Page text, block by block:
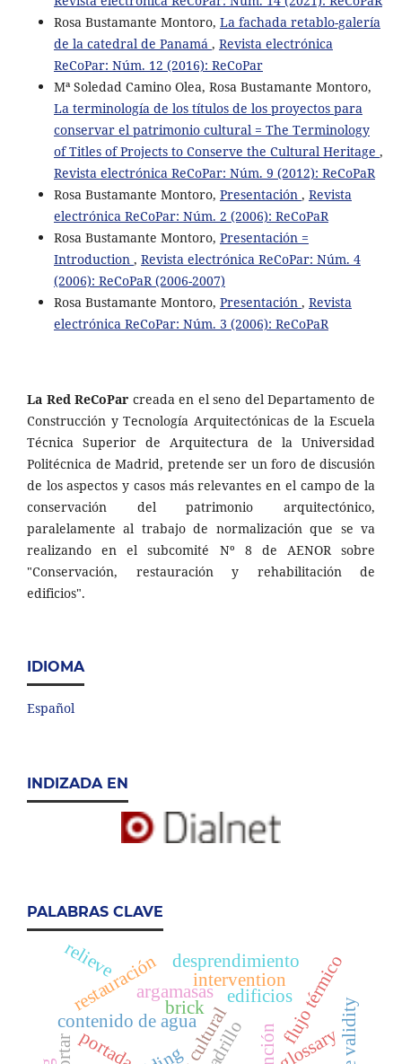
Rosa Bustamante Montoro, La fachada retablo-galería
de la catedral de Panamá , Revista electrónica
ReCoPar: Núm. 12 (2016): ReCoPar
Mª Soledad Camino Olea, Rosa Bustamante Montoro,
La terminología de los títulos de los proyectos para
conservar el patrimonio cultural = The Terminology
of Titles of Projects to Conserve the Cultural Heritage ,
Revista electrónica ReCoPar: Núm. 9 (2012): ReCoPaR
Rosa Bustamante Montoro, Presentación , Revista
electrónica ReCoPar: Núm. 2 (2006): ReCoPaR
Rosa Bustamante Montoro, Presentación =
Introduction , Revista electrónica ReCoPar: Núm. 4
(2006): ReCoPaR (2006-2007)
Rosa Bustamante Montoro, Presentación , Revista
electrónica ReCoPar: Núm. 3 (2006): ReCoPaR
La Red ReCoPar creada en el seno del Departamento de
Construcción y Tecnología Arquitectónicas de la Escuela
Técnica Superior de Arquitectura de la Universidad
Politécnica de Madrid, pretende ser un foro de discusión
de los aspectos y casos más relevantes en el campo de la
conservación del patrimonio arquitectónico,
paralelamente al trabajo de normalización que se va
realizando en el subcomité Nº 8 de AENOR sobre
"Conservación, restauración y rehabilitación de
edificios".
IDIOMA
Español
INDIZADA EN
PALABRAS CLAVE
edificios
glossary
intervention
ladrillo
contenido de agua flujo térmico
restauración brick
argamasas
desprendimiento
portada
relieve